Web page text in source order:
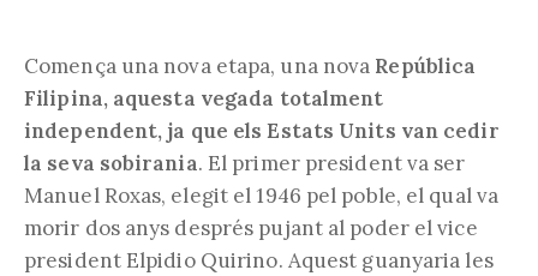
Comença una nova etapa, una nova República
Filipina, aquesta vegada totalment
independent, ja que els Estats Units van cedir
la seva sobirania. El primer president va ser
Manuel Roxas, elegit el 1946 pel poble, el qual va
morir dos anys després pujant al poder el vice
president Elpidio Quirino. Aquest guanyaria les